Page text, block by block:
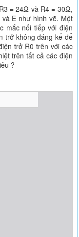
= 24Ω và R4 = 30Ω,
E như hình vẽ. Một
mắc nối tiếp với điện
trở không đáng kể để
trở R0 trên với các
trên tất cả các điện
?